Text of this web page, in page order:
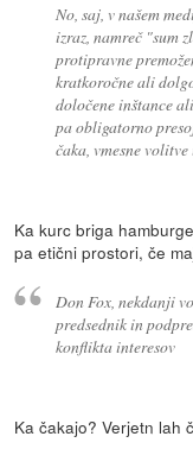
No, saj, v našem
izraz, namreč "sum
protipravne
kratkoročne ali
določene inštance
pa obligatorno
čaka, vmesne
Ka kurc briga
pa etični prostori, če
Don Fox, nekdanji
predsednik in
konflikta interesov
Ka čakajo? Verjetn lah